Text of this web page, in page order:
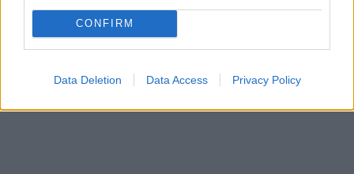
CONFIRM
Data Deletion Data Access Privacy Policy
Twitter Pinterest